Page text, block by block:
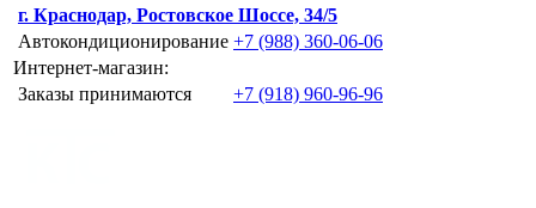
г. Краснодар, Ростовское Шоссе, 34/5
Автокондиционирование +7 (988) 360-06-06
Интернет-магазин:
Заказы принимаются
+7 (918) 960-96-96